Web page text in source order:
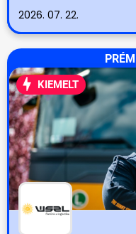
2026. 07. 22.
KIEMELT